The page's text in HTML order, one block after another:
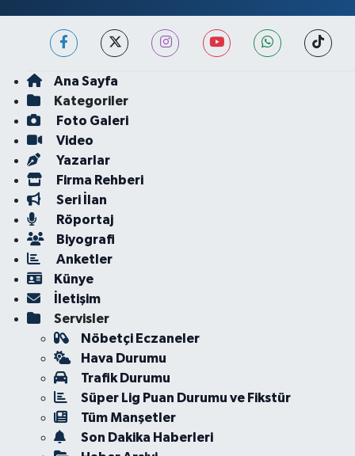
Ana Sayfa
Kategoriler
Foto Galeri
Video
Yazarlar
Firma Rehberi
Seri İlan
Röportaj
Biyografi
Anketler
Künye
İletişim
Servisler
Nöbetçi Eczaneler
Hava Durumu
Trafik Durumu
Süper Lig Puan Durumu ve Fikstür
Tüm Manşetler
Son Dakika Haberleri